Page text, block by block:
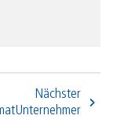
Nächster